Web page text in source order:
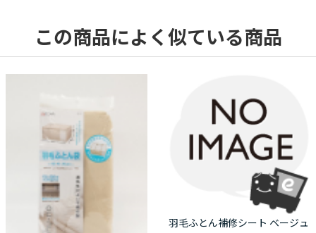
この商品によく似ている商品
羽毛ふとん補修シート ベージュ